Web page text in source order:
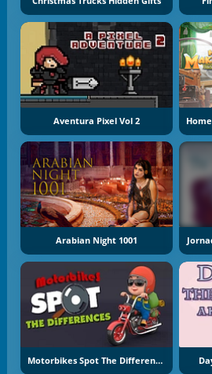
Aventura Pixel Vol 2
Arabian Night 1001
Motorbikes Spot The Difference